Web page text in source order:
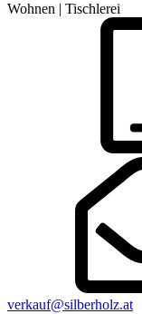
Wohnen | Tischlerei
verkauf@silberholz.at